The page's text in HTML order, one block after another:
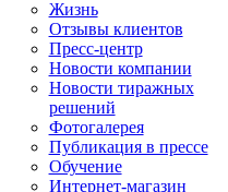
Жизнь
Отзывы клиентов
Пресс-центр
Новости компании
Новости тиражных
решений
Фотогалерея
Публикация в прессе
Обучение
Интернет-магазин